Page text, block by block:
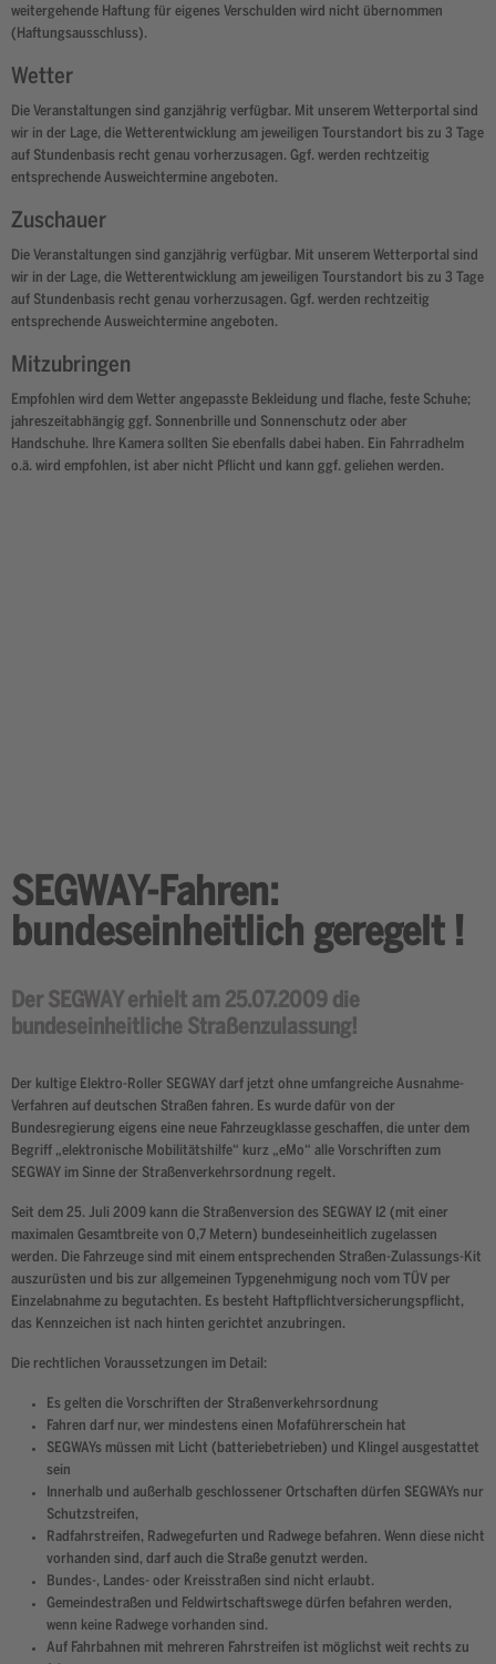
weitergehende Haftung für eigenes Verschulden wird nicht übernommen
(Haftungsausschluss).
Wetter
Die Veranstaltungen sind ganzjährig verfügbar. Mit unserem Wetterportal sind
wir in der Lage, die Wetterentwicklung am jeweiligen Tourstandort bis zu 3 Tage
auf Stundenbasis recht genau vorherzusagen. Ggf. werden rechtzeitig
entsprechende Ausweichtermine angeboten.
Zuschauer
Die Veranstaltungen sind ganzjährig verfügbar. Mit unserem Wetterportal sind
wir in der Lage, die Wetterentwicklung am jeweiligen Tourstandort bis zu 3 Tage
auf Stundenbasis recht genau vorherzusagen. Ggf. werden rechtzeitig
entsprechende Ausweichtermine angeboten.
Mitzubringen
Empfohlen wird dem Wetter angepasste Bekleidung und flache, feste Schuhe;
jahreszeitabhängig ggf. Sonnenbrille und Sonnenschutz oder aber
Handschuhe. Ihre Kamera sollten Sie ebenfalls dabei haben. Ein Fahrradhelm
o.ä. wird empfohlen, ist aber nicht Pflicht und kann ggf. geliehen werden.
SEGWAY-Fahren:
bundeseinheitlich geregelt !
Der SEGWAY erhielt am 25.07.2009 die
bundeseinheitliche Straßenzulassung!
Der kultige Elektro-Roller SEGWAY darf jetzt ohne umfangreiche Ausnahme-
Verfahren auf deutschen Straßen fahren. Es wurde dafür von der
Bundesregierung eigens eine neue Fahrzeugklasse geschaffen, die unter dem
Begriff „elektronische Mobilitätshilfe“ kurz „eMo“ alle Vorschriften zum
SEGWAY im Sinne der Straßenverkehrsordnung regelt.
Seit dem 25. Juli 2009 kann die Straßenversion des SEGWAY I2 (mit einer
maximalen Gesamtbreite von 0,7 Metern) bundeseinheitlich zugelassen
werden. Die Fahrzeuge sind mit einem entsprechenden Straßen-Zulassungs-Kit
auszurüsten und bis zur allgemeinen Typgenehmigung noch vom TÜV per
Einzelabnahme zu begutachten. Es besteht Haftpflichtversicherungspflicht,
das Kennzeichen ist nach hinten gerichtet anzubringen.
Die rechtlichen Voraussetzungen im Detail:
Es gelten die Vorschriften der Straßenverkehrsordnung
Fahren darf nur, wer mindestens einen Mofaführerschein hat
SEGWAYs müssen mit Licht (batteriebetrieben) und Klingel ausgestattet
sein
Innerhalb und außerhalb geschlossener Ortschaften dürfen SEGWAYs nur
Schutzstreifen,
Radfahrstreifen, Radwegefurten und Radwege befahren. Wenn diese nicht
vorhanden sind, darf auch die Straße genutzt werden.
Bundes-, Landes- oder Kreisstraßen sind nicht erlaubt.
Gemeindestraßen und Feldwirtschaftswege dürfen befahren werden,
wenn keine Radwege vorhanden sind.
Auf Fahrbahnen mit mehreren Fahrstreifen ist möglichst weit rechts zu